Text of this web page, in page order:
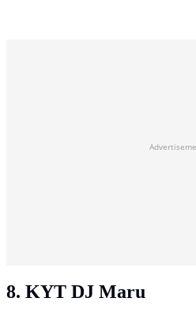
8. KYT DJ Maru